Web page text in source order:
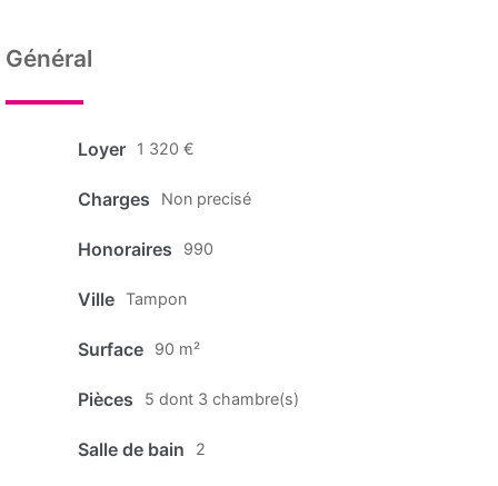
Général
Loyer 1 320 €
Charges Non precisé
Honoraires 990
Ville Tampon
Surface 90 m²
Pièces 5 dont 3 chambre(s)
Salle de bain 2